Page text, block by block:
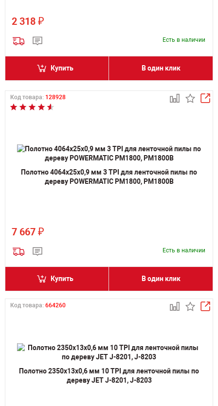
2 318 ₽
Есть в наличии
Купить В один клик
Код товара: 128928
Полотно 4064х25х0,9 мм 3 TPI для ленточной пилы по
дереву POWERMATIC PM1800, PM1800B
7 667 ₽
Есть в наличии
Купить В один клик
Код товара: 664260
Полотно 2350х13х0,6 мм 10 TPI для ленточной пилы по
дереву JET J-8201, J-8203